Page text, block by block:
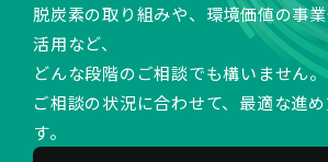
脱炭素の取り組みや、環境価値の事
活用など、
どんな段階のご相談でも構いません。
ご相談の状況に合わせて、最適な進
す。